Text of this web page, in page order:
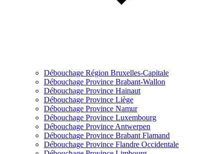
Débouchage Région Bruxelles-Capitale
Débouchage Province Brabant-Wallon
Débouchage Province Hainaut
Débouchage Province Liège
Débouchage Province Namur
Débouchage Province Luxembourg
Débouchage Province Antwerpen
Débouchage Province Brabant Flamand
Débouchage Province Flandre Occidentale